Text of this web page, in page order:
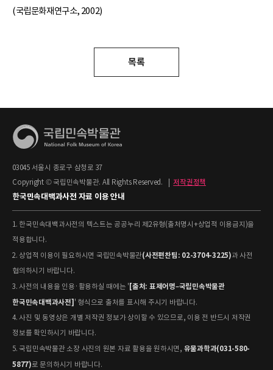
(국립문화재연구소, 2002)
목록
03045 서울시 종로구 삼청로 37
Copyright © 국립민속박물관. All Rights Reserved.
저작권정책
한국민속대백과사전 자료 이용 안내
1. 한국민속대백과사전의 텍스트는 공공누리 제2유형(출처명시+상업적 이용금지)을
적용합니다.
2. 상업적 이용이 필요하시면 국립민속박물관(사전편찬팀: 02-3704-3225)과 사전
협의하시기 바랍니다.
3. 사전의 내용을 인용·활용하실 때에는 ' [출처: 표제어명–국립민속박물관
한국민속대백과사전] ' 형식으로 출처를 표시해 주시기 바랍니다.
4. 사진 및 동영상은 개별 저작권 정보가 상이할 수 있으므로, 이용 전 반드시 저작권
정보를 확인하시기 바랍니다.
5. 국립민속박물관 소장 사진의 원본 자료 활용을 원하시면, 유물과학과(031-580-
5877) 로 문의하시기 바랍니다.